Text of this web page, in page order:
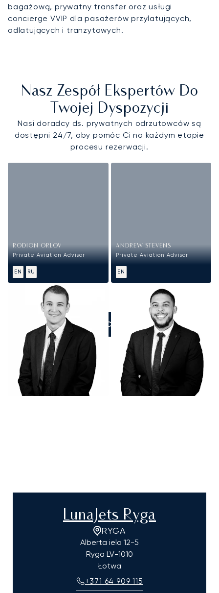
bagażową, prywatny transfer oraz usługi
concierge VVIP dla pasażerów przylatujących,
odlatujących i tranzytowych.
Nasz Zespół Ekspertów Do
Twojej Dyspozycji
Nasi doradcy ds. prywatnych odrzutowców są
dostępni 24/7, aby pomóc Ci na każdym etapie
procesu rezerwacji.
RODION ORLOV
Private Aviation Advisor
EN RU
ANDREW STEVENS
Private Aviation Advisor
EN
ZADZWOŃCIE DO NAS
LunaJets Ryga
RYGA
Alberta iela 12-5
Ryga LV-1010
Łotwa
+371 64 909 115